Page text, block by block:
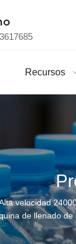
Recursos
velocidad
de llenado